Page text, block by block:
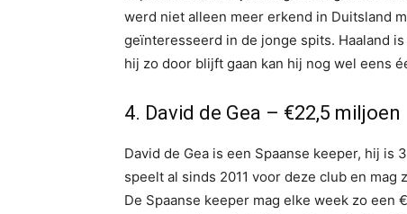
werd niet alleen meer erkend in Duitsland
geïnteresseerd in de jonge spits. Haaland
hij zo door blijft gaan kan hij nog wel eens
4. David de Gea – €22,5 miljoen
David de Gea is een Spaanse keeper, hij is
speelt al sinds 2011 voor deze club en
De Spaanse keeper mag elke week zo